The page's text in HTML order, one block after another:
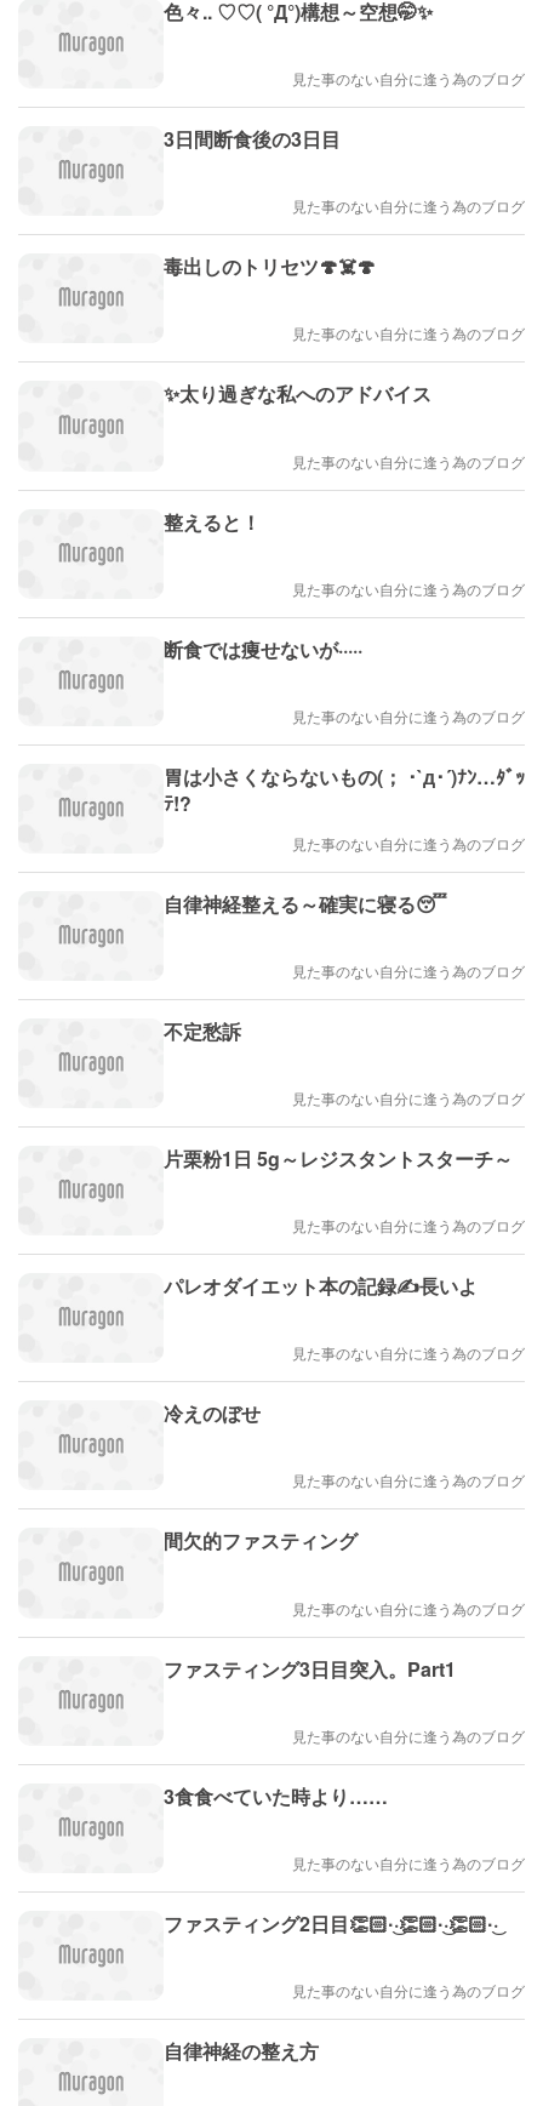
色々.. ♡♡( °Д°)構想～空想🤭✨
見た事のない自分に逢う為のブログ
3日間断食後の3日目
見た事のない自分に逢う為のブログ
毒出しのトリセツ🍄☠️🍄
見た事のない自分に逢う為のブログ
✨太り過ぎな私へのアドバイス
見た事のない自分に逢う為のブログ
整えると！
見た事のない自分に逢う為のブログ
断食では痩せないが·····
見た事のない自分に逢う為のブログ
胃は小さくならないもの(； ･`д･´)ﾅﾝ…ﾀﾞｯ
ﾃ!?
見た事のない自分に逢う為のブログ
自律神経整える～確実に寝る😴
見た事のない自分に逢う為のブログ
不定愁訴
見た事のない自分に逢う為のブログ
片栗粉1日 5g～レジスタントスターチ～
見た事のない自分に逢う為のブログ
パレオダイエット本の記録✍️長いよ
見た事のない自分に逢う為のブログ
冷えのぼせ
見た事のない自分に逢う為のブログ
間欠的ファスティング
見た事のない自分に逢う為のブログ
ファスティング3日目突入。Part1
見た事のない自分に逢う為のブログ
3食食べていた時より……
見た事のない自分に逢う為のブログ
ファスティング2日目👏🏻·͜·👏🏻·͜·👏🏻·͜·
見た事のない自分に逢う為のブログ
自律神経の整え方